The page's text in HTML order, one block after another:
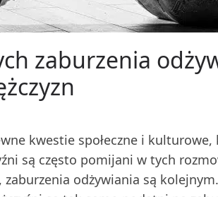
zaburzenia
kwestie społeczne i
są często pomijani w tych
odżywiania są